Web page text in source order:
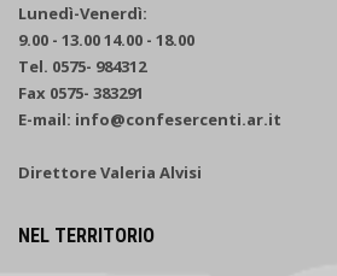
Lunedì-Venerdì:
9.00 - 13.00 14.00 - 18.00
Tel. 0575- 984312
Fax 0575- 383291
E-mail: info@confesercenti.ar.it
Direttore Valeria Alvisi
NEL TERRITORIO